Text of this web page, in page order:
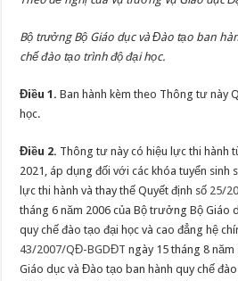
Bộ trưởng Bộ Giáo dục và Đào tạo ban
chế đào tạo trình độ đại học.
Điều 1. Ban hành kèm theo Thông tư này
học.
Điều 2. Thông tư này có hiệu lực thi hành
2021, áp dụng đối với các khóa tuyển sinh
lực thi hành và thay thế Quyết định số 25/
tháng 6 năm 2006 của Bộ trưởng Bộ Giáo
quy chế đào tạo đại học và cao đẳng hệ
43/2007/QĐ-BGDĐT ngày 15 tháng 8
Giáo dục và Đào tạo ban hành quy chế